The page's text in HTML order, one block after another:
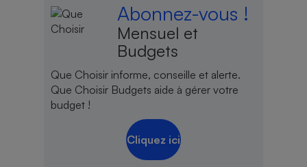
Abonnez-vous !
Mensuel et
Budgets
Que Choisir informe, conseille et alerte.
Que Choisir Budgets aide à gérer votre
budget !
Cliquez ici